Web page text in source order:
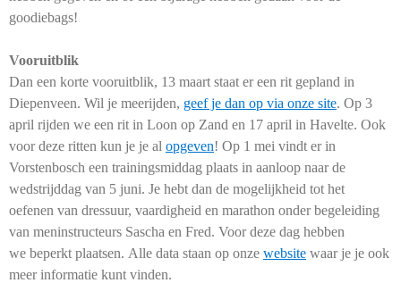
goodiebags!
Vooruitblik
Dan een korte vooruitblik, 13 maart staat er een rit gepland in
Diepenveen. Wil je meerijden, geef je dan op via onze site. Op 3
april rijden we een rit in Loon op Zand en 17 april in Havelte. Ook
voor deze ritten kun je je al opgeven! Op 1 mei vindt er in
Vorstenbosch een trainingsmiddag plaats in aanloop naar de
wedstrijddag van 5 juni. Je hebt dan de mogelijkheid tot het
oefenen van dressuur, vaardigheid en marathon onder begeleiding
van meninstructeurs Sascha en Fred. Voor deze dag hebben
we beperkt plaatsen. Alle data staan op onze website waar je je ook
meer informatie kunt vinden.